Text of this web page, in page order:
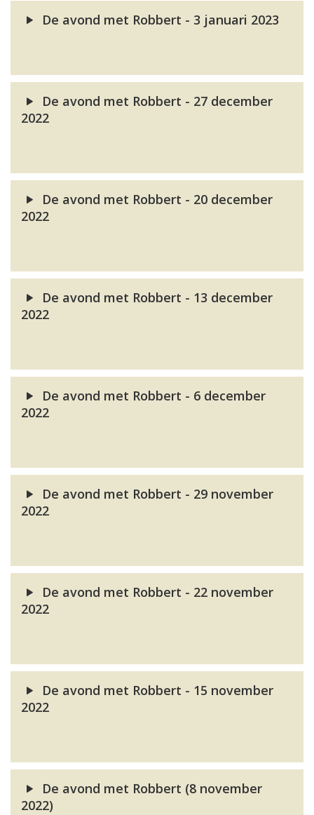
De avond met Robbert - 3 januari 2023
De avond met Robbert - 27 december
2022
De avond met Robbert - 20 december
2022
De avond met Robbert - 13 december
2022
De avond met Robbert - 6 december
2022
De avond met Robbert - 29 november
2022
De avond met Robbert - 22 november
2022
De avond met Robbert - 15 november
2022
De avond met Robbert (8 november
2022)